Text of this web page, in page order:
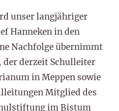
unser langjähriger
Hanneken in den
Nachfolge übernimmt
der derzeit Schulleiter
in Meppen sowie
Mitglied des
im Bistum